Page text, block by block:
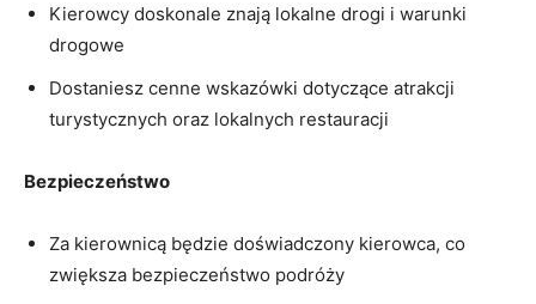
Kierowcy⁣ doskonale znają lokalne ‌drogi i warunki⁣
drogowe
Dostaniesz cenne wskazówki dotyczące atrakcji
turystycznych oraz lokalnych restauracji
Bezpieczeństwo
Za ‌kierownicą‌ będzie doświadczony kierowca,‍ co
zwiększa bezpieczeństwo podróży